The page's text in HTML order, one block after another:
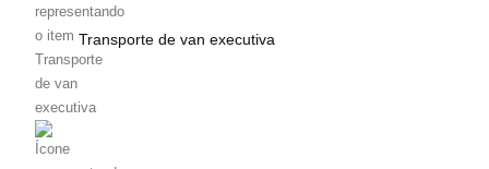
Transporte de van executiva